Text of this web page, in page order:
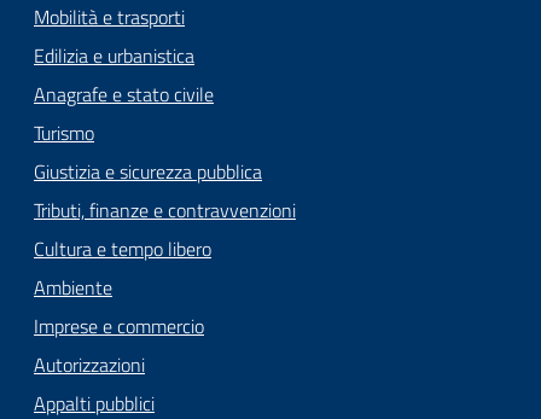
Mobilità e trasporti
Edilizia e urbanistica
Anagrafe e stato civile
Turismo
Giustizia e sicurezza pubblica
Tributi, finanze e contravvenzioni
Cultura e tempo libero
Ambiente
Imprese e commercio
Autorizzazioni
Appalti pubblici